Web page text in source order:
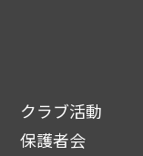
クラブ活動
保護者会